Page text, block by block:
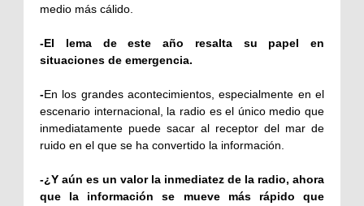
medio más cálido.
-El lema de este año resalta su papel en
situaciones de emergencia.
-En los grandes acontecimientos, especialmente en el
escenario internacional, la radio es el único medio que
inmediatamente puede sacar al receptor del mar de
ruido en el que se ha convertido la información.
-¿Y aún es un valor la inmediatez de la radio, ahora
que la información se mueve más rápido que